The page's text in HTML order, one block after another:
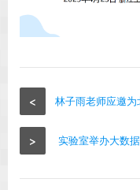
< 林子雨老师应邀
> 实验室举办大数